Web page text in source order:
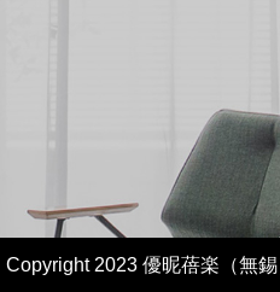
Copyright 2023 優昵蓓楽（無